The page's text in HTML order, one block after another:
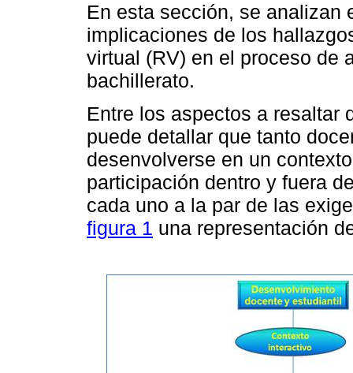
En esta sección, se analizan
implicaciones de los
virtual (RV) en el proceso de
bachillerato.
Entre los aspectos a resaltar
puede detallar que tanto
desenvolverse en un
participación dentro y fuera
cada uno a la par de las
figura 1 una representación